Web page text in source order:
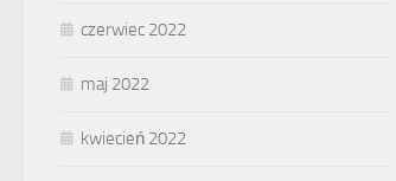
czerwiec 2022
maj 2022
kwiecień 2022